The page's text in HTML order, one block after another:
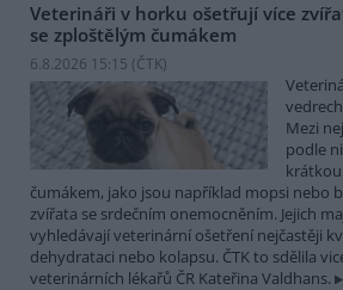
Veterináři v horku ošetřují více
se zploštělým čumákem
6.8.2026 15:15 (ČTK)
Mezi
podle
čumákem, jako jsou například mopsi nebo
zvířata se srdečním onemocněním. Jejich
vyhledávají veterinární ošetření nejčastěji
dehydrataci nebo kolapsu. ČTK to sdělila
veterinárních lékařů ČR Kateřina Valdhans.